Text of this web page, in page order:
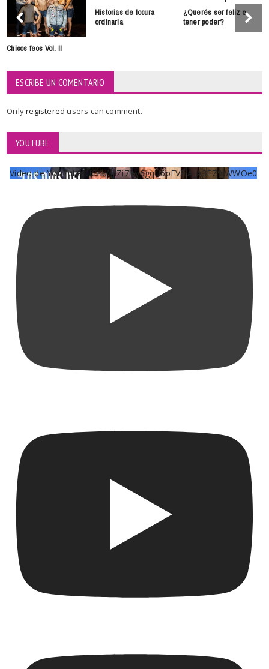
Chicos feos Vol. II
Historias de locura
ordinaria
¿Querés ser feliz o
tener poder?
ESCRIBE UN COMENTARIO
Onlyregisteredusers can comment.
YOUTUBE
Vídeo de YouTube UCKqYjiZi7lzy6gqU6pFVFiA_A3EZ9JWWOe0